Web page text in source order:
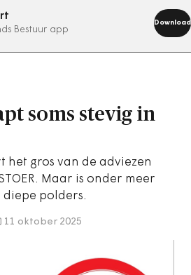
Bestuur app
Download
nu
soms stevig in
het gros van de adviezen
Maar is onder meer
diepe polders.
11 oktober 2025